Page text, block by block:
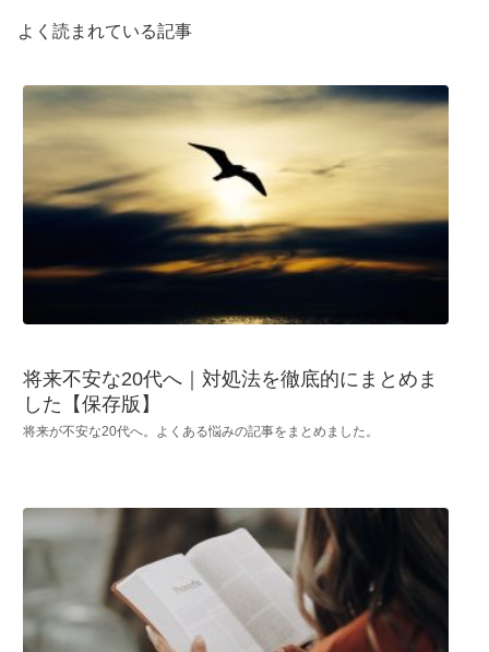
よく読まれている記事
将来不安な20代へ｜対処法を徹底的にまとめま
した【保存版】
将来が不安な20代へ。よくある悩みの記事をまとめました。